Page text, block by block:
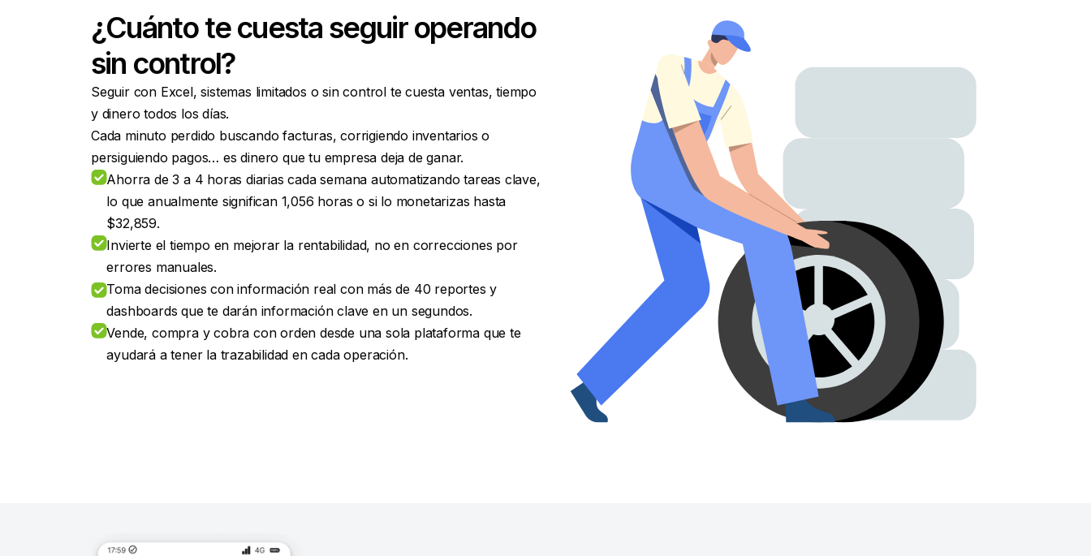
¿Cuánto te cuesta seguir operando
sin control?
Seguir con Excel, sistemas limitados o sin control te cuesta ventas, tiempo
y dinero todos los días.
Cada minuto perdido buscando facturas, corrigiendo inventarios o
persiguiendo pagos… es dinero que tu empresa deja de ganar.
Ahorra de 3 a 4 horas diarias cada semana automatizando tareas clave,
lo que anualmente significan 1,056 horas o si lo monetarizas hasta
$32,859.
Invierte el tiempo en mejorar la rentabilidad, no en correcciones por
errores manuales.
Toma decisiones con información real con más de 40 reportes y
dashboards que te darán información clave en un segundos.
Vende, compra y cobra con orden desde una sola plataforma que te
ayudará a tener la trazabilidad en cada operación.